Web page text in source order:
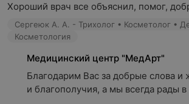
Команда центра
врачи первой, высшей категорий, 3
медицинских наук, 1 доктор
регулярно повышают уровень
в конференциях и семинарах по своей
Хороший врач все объяснил, помог,
Сергеюк А. А. - Трихолог • Косметолог •
Косметология
Медицинский центр "МедАрт"
Благодарим Вас за добрые слова и
и благополучия, а мы всегда рады